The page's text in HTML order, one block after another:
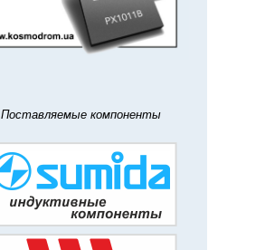
Поставляемые компоненты